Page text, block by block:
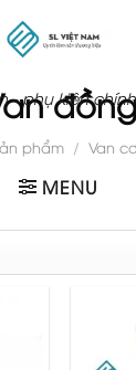
- phụ kiệnđồng
phẩm / Van cơ
MENU